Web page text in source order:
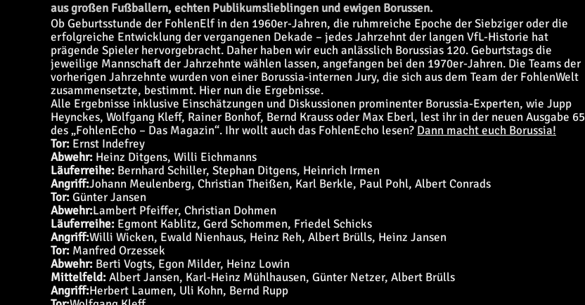
aus großen Fußballern, echten Publikumslieblingen und ewigen Borussen.
Ob Geburtsstunde der FohlenElf in den 1960er-Jahren, die ruhmreiche Epoche der Siebziger oder die
erfolgreiche Entwicklung der vergangenen Dekade – jedes Jahrzehnt der langen VfL-Historie hat
prägende Spieler hervorgebracht. Daher haben wir euch anlässlich Borussias 120. Geburtstags die
jeweilige Mannschaft der Jahrzehnte wählen lassen, angefangen bei den 1970er-Jahren. Die Teams der
vorherigen Jahrzehnte wurden von einer Borussia-internen Jury, die sich aus dem Team der FohlenWelt
zusammensetzte, bestimmt. Hier nun die Ergebnisse.
Alle Ergebnisse inklusive Einschätzungen und Diskussionen prominenter Borussia-Experten, wie Jupp
Heynckes, Wolfgang Kleff, Rainer Bonhof, Bernd Krauss oder Max Eberl, lest ihr in der neuen Ausgabe 65
des „FohlenEcho – Das Magazin“. Ihr wollt auch das FohlenEcho lesen? Dann macht euch Borussia!
Tor: Ernst Indefrey
Abwehr: Heinz Ditgens, Willi Eichmanns
Läuferreihe: Bernhard Schiller, Stephan Ditgens, Heinrich Irmen
Angriff:Johann Meulenberg, Christian Theißen, Karl Berkle, Paul Pohl, Albert Conrads
Tor:Günter Jansen
Abwehr:Lambert Pfeiffer, Christian Dohmen
Läuferreihe: Egmont Kablitz, Gerd Schommen, Friedel Schicks
Angriff:Willi Wicken, Ewald Nienhaus, Heinz Reh, Albert Brülls, Heinz Jansen
Tor: Manfred Orzessek
Abwehr: Berti Vogts, Egon Milder, Heinz Lowin
Mittelfeld:Albert Jansen, Karl-Heinz Mühlhausen, Günter Netzer, Albert Brülls
Angriff:Herbert Laumen, Uli Kohn, Bernd Rupp